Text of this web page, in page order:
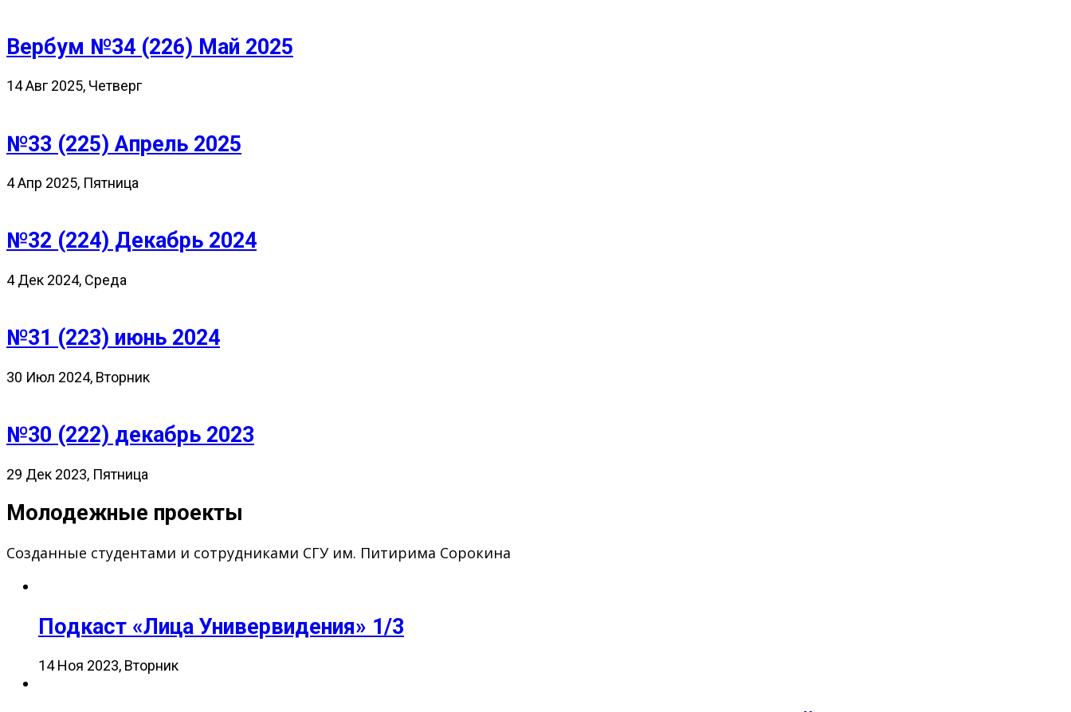
Вербум №34 (226) Май 2025
14 Авг 2025, Четверг
№33 (225) Апрель 2025
4 Апр 2025, Пятница
№32 (224) Декабрь 2024
4 Дек 2024, Среда
№31 (223) июнь 2024
30 Июл 2024, Вторник
№30 (222) декабрь 2023
29 Дек 2023, Пятница
Молодежные проекты
Созданные студентами и сотрудниками СГУ им. Питирима Сорокина
Подкаст «Лица Универвидения» 1/3
14 Ноя 2023, Вторник